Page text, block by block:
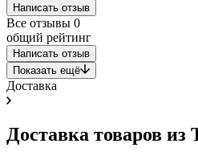
Написать отзыв
Все отзывы 0
общий рейтинг
Написать отзыв
Показать ещё
Доставка
Доставка товаров из